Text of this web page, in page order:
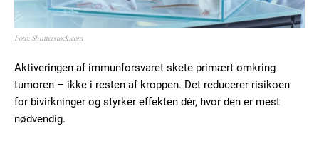
Etiam est nibh, lobortis sit
Ut mollis pellentesque tortor
Nullam eu erat condimentum
Donec quis est ac felis
Foto: Shutterstock.com
Aktiveringen af immunforsvaret skete primært omkring
tumoren – ikke i resten af kroppen. Det reducerer risikoen
for bivirkninger og styrker effekten dér, hvor den er mest
nødvendig.